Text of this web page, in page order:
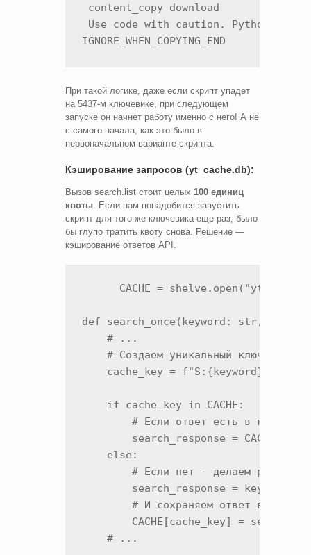
content_copy download
Use code with caution. Python
IGNORE_WHEN_COPYING_END
При такой логике, даже если скрипт упадет
на 5437-м ключевике, при следующем
запуске он начнет работу именно с него! А не
с самого начала, как это было в
первоначальном варианте скрипта.
Кэширование запросов (yt_cache.db):
Вызов search.list стоит целых 100 единиц
квоты . Если нам понадобится запустить
скрипт для того же ключевика еще раз, было
бы глупо тратить квоту снова. Решение —
кэширование ответов API.
CACHE =
def search_once(keyword: str, ...):
    # ...
# Создаем уникальный ключ для
cache_key =
    if cache_key in CACHE:
# Если ответ есть в кэше -
search_response =
    else:
# Если нет - делаем реальный
search_response =
# И сохраняем ответ в кэш
CACHE[cache_key] =
    # ...